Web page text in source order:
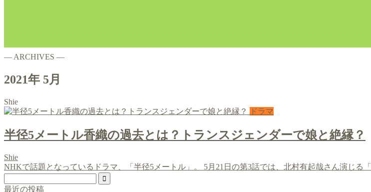
― ARCHIVES ―
2021年 5月
Shie
ドラマ
半径5メートル香織の過去とは？トランスジェンダーで娘と絶縁？
Shie
NHKで話題となっているドラマ、「半径5メートル」。 5月21日の第3話では、北村有起哉さん演じる
最近の投稿